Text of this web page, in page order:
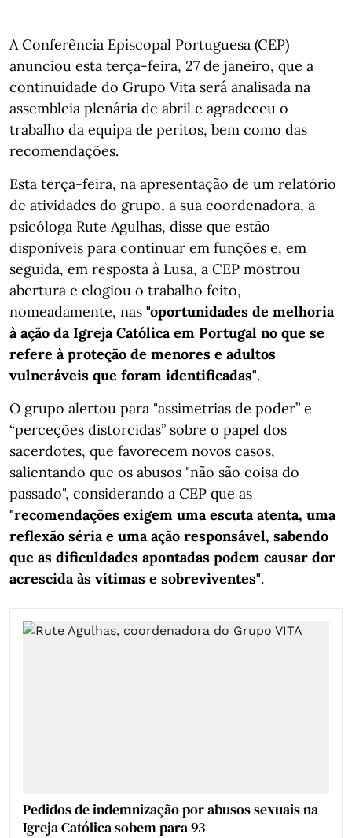
A Conferência Episcopal Portuguesa (CEP)
anunciou esta terça-feira, 27 de janeiro, que a
continuidade do Grupo Vita será analisada na
assembleia plenária de abril e agradeceu o
trabalho da equipa de peritos, bem como das
recomendações.
Esta terça-feira, na apresentação de um relatório
de atividades do grupo, a sua coordenadora, a
psicóloga Rute Agulhas, disse que estão
disponíveis para continuar em funções e, em
seguida, em resposta à Lusa, a CEP mostrou
abertura e elogiou o trabalho feito,
nomeadamente, nas "oportunidades de melhoria
à ação da Igreja Católica em Portugal no que se
refere à proteção de menores e adultos
vulneráveis que foram identificadas".
O grupo alertou para "assimetrias de poder” e
“perceções distorcidas” sobre o papel dos
sacerdotes, que favorecem novos casos,
salientando que os abusos "não são coisa do
passado", considerando a CEP que as
"recomendações exigem uma escuta atenta, uma
reflexão séria e uma ação responsável, sabendo
que as dificuldades apontadas podem causar dor
acrescida às vítimas e sobreviventes".
Pedidos de indemnização por abusos sexuais na
Igreja Católica sobem para 93